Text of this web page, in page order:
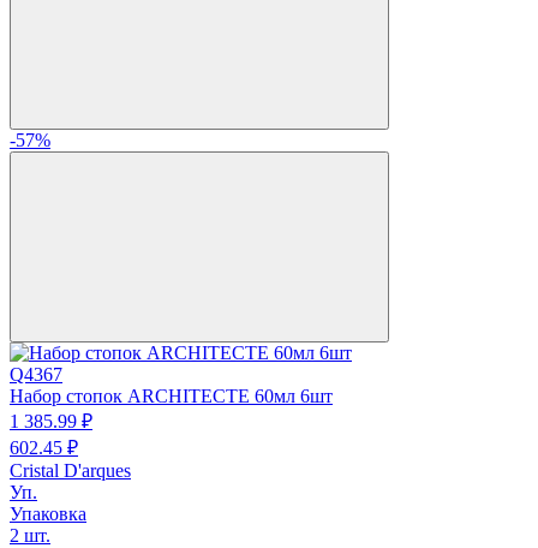
-57%
Q4367
Набор стопок ARCHITECTE 60мл 6шт
1 385.99 ₽
602.45 ₽
Cristal D'arques
Уп.
Упаковка
2 шт.